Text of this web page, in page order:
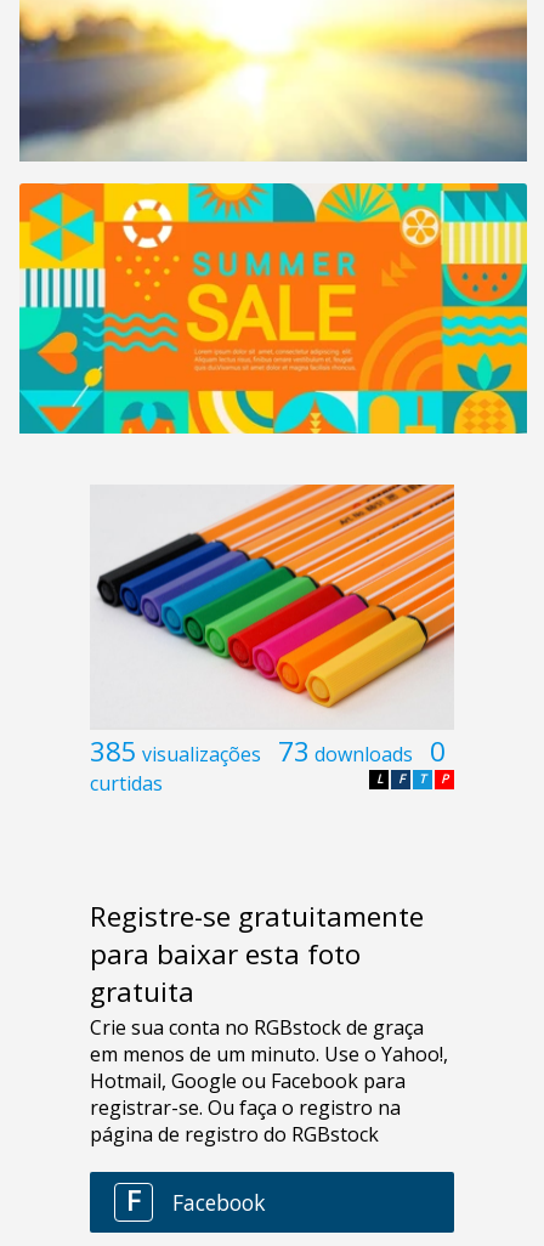
385 visualizações 73 downloads 0
curtidas P
T
F
L
Registre-se gratuitamente
para baixar esta foto
gratuita